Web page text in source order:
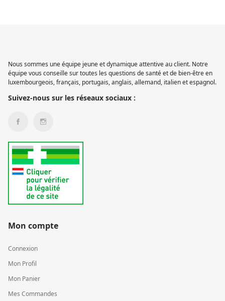
Nous sommes une équipe jeune et dynamique attentive au client. Notre
équipe vous conseille sur toutes les questions de santé et de bien-être en
luxembourgeois, français, portugais, anglais, allemand, italien et espagnol.
Suivez-nous sur les réseaux sociaux :
Mon compte
Connexion
Mon Profil
Mon Panier
Mes Commandes